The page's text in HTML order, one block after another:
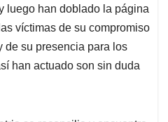
luego han doblado la página
víctimas de su compromiso
de su presencia para los
han actuado son sin duda